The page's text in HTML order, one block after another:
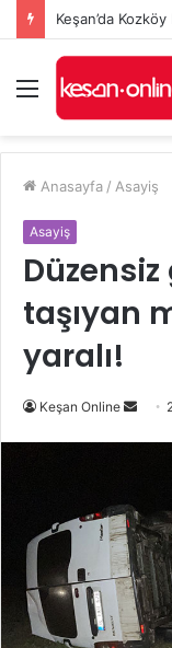
Keşan’da
Menü
Anasayfa / Asayiş
Asayiş
taşıyan
yaralı!
Keşan Online
Bir